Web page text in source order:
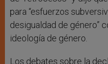
para “esfuerzos
desigualdad de género”
ideología de género.
Los debates sobre la